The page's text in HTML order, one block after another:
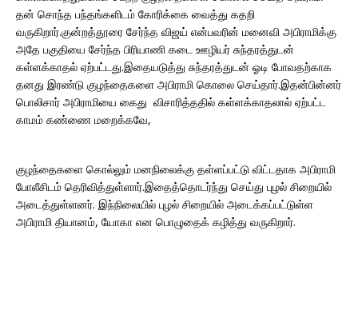
தன் சொந்த பந்தங்களிடம் கோரிக்கை வைத்து கதறி
வருகிறார்.குன்றத்தூரை சேர்ந்த விஜய் என்பவரின் மனைவி அபிராமிக்கு
அதே பகுதியை சேர்ந்த பிரியாணி கடை ஊழியர் சுந்தரத்துடன்
கள்ளக்காதல் ஏற்பட்டது.இதையடுத்து சுந்தரத்துடன் ஓடி போவதற்காக
தனது இரண்டு குழந்தைகளை அபிராமி கொலை செய்தார்.இதன்பின்னர்
பொலிசார் அபிராமியை கைது விசாரித்ததில் கள்ளக்காதலால் ஏற்பட்ட
காமம் கண்ணை மறைக்கவே,
குழந்தைகளை கொல்லும் மனநிலைக்கு தள்ளப்பட்டு விட்டதாக அபிராமி
போலீசிடம் தெரிவித்துள்ளார்.இதைத்தொடர்ந்து செய்து புழல் சிறையில்
அடைத்துள்ளனர். இந்நிலையில் புழல் சிறையில் அடைக்கப்பட்டுள்ள
அபிராமி தியானம், யோகா என பொழுதைக் கழித்து வருகிறார்.